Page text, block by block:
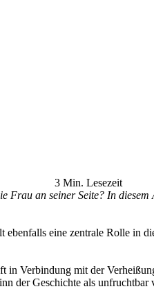
3 Min. Lesezeit
Frau an seiner Seite? In
ebenfalls eine zentrale Rolle in
in Verbindung mit der
der Geschichte als